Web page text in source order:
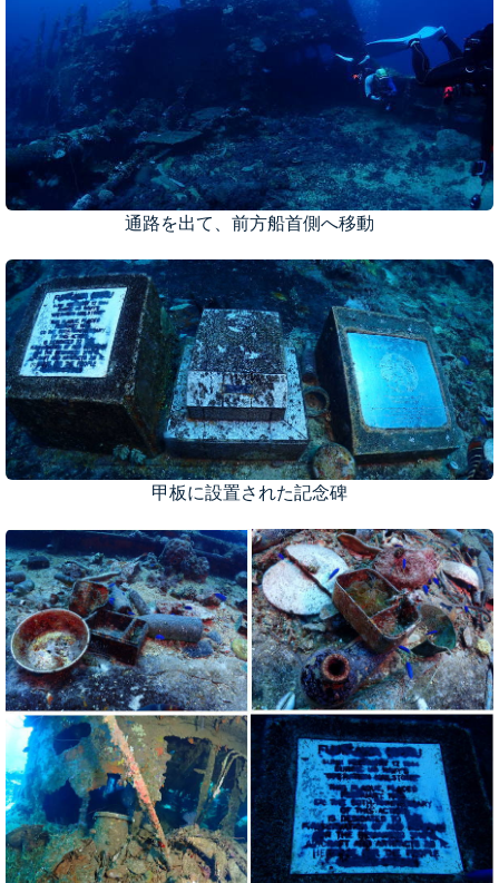
通路を出て、前方船首側へ移動
甲板に設置された記念碑